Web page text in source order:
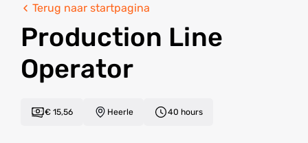
Terug naar startpagina
Production Line
Operator
€ 15,56 Heerle 40 hours